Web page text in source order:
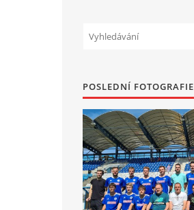
POSLEDNÍ FOTOGRAFIE